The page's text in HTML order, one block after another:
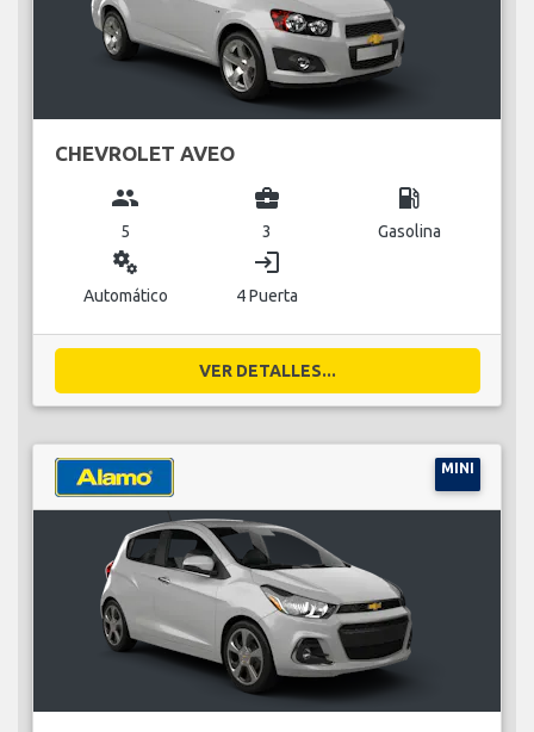
CHEVROLET AVEO
group
5
business_center
3
local_gas_station
Gasolina
miscellaneous_services
Automático
login
4 Puerta
VER DETALLES...
MINI